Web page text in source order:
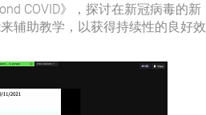
COVID》，探讨在新冠病毒的新
辅助教学，以获得持续性的良好效